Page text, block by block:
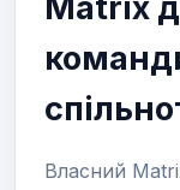
Власний